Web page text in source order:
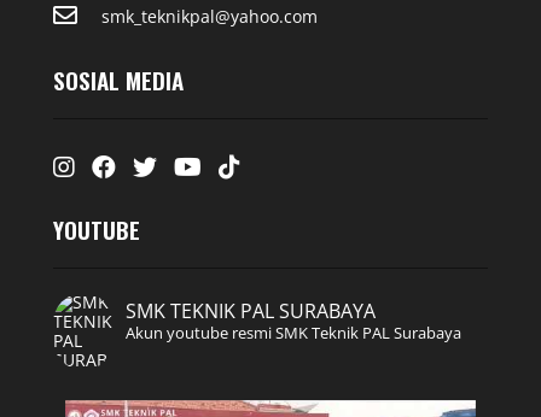
smk_teknikpal@yahoo.com
SOSIAL MEDIA
Instagram
FacebookTwitterYoutube
Tiktok
YOUTUBE
SMK TEKNIK PAL SURABAYA
Akun youtube resmi SMK Teknik PAL Surabaya